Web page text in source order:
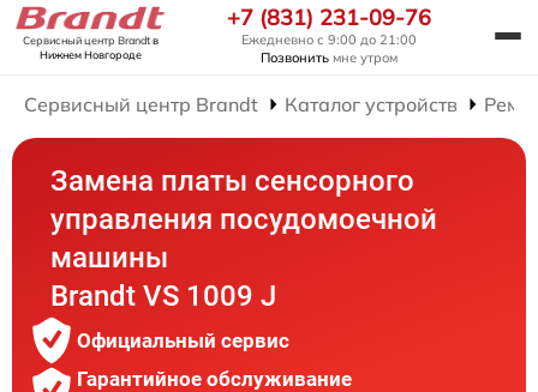
Сервисный центр Brandtв
Нижнем Новгороде
+7 (831) 231-09-76
Ежедневно с 9:00 до 21:00
Позвонить мне утром
Сервисный центр Brandt Каталог устройств
Замена платы сенсорного
управления посудомоечной
машины
Brandt VS 1009 J
Официальный сервис
Гарантийное обслуживание